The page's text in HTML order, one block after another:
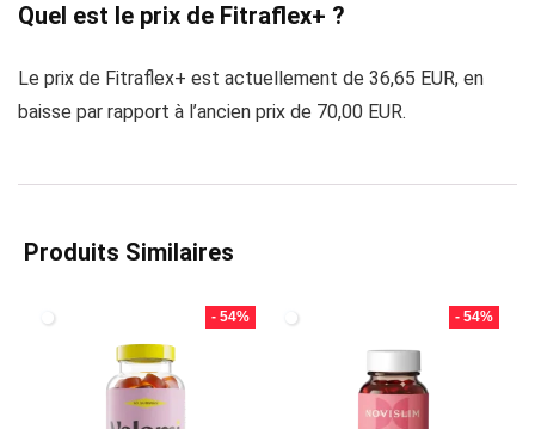
Quel est le prix de Fitraflex+ ?
Le prix de Fitraflex+ est actuellement de 36,65 EUR, en
baisse par rapport à l’ancien prix de 70,00 EUR.
Produits Similaires
- 54% - 54%